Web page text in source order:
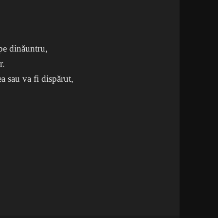
dinăuntru,
sau va fi dispărut,